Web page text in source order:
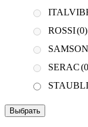
ROSSI(0)
SAMSON
SERAC
STAUBLI
Выбрать